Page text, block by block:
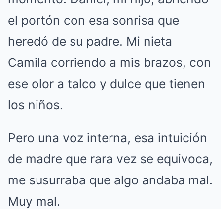
el portón con esa sonrisa que
heredó de su padre. Mi nieta
Camila corriendo a mis brazos, con
ese olor a talco y dulce que tienen
los niños.
Pero una voz interna, esa intuición
de madre que rara vez se equivoca,
me susurraba que algo andaba mal.
Muy mal.